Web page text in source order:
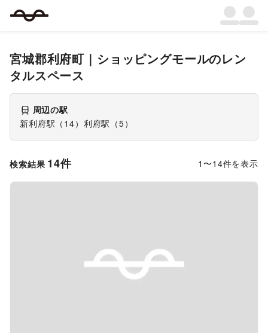
宮城郡利府町 ｜ ショッピングモールのレン
タルスペース
周辺の駅
新利府駅 （ 14） 利府駅 （5）
検索結果 14件 1 〜14件を表示
Previous slide